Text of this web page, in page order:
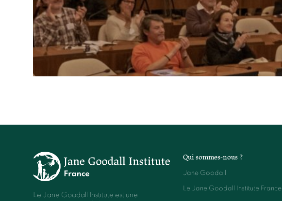
Le Jane Goodall Institute est une
Qui sommes-nous ?
Jane Goodall
Le Jane Goodall Institute France